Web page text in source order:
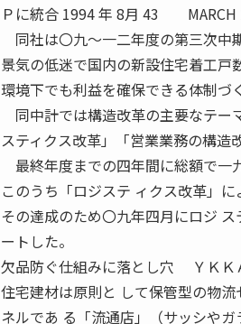
Ｐに統合 1994 年 8月 43 MARCH
同社は〇九〜一二年度の第三次中
景気の低迷で国内の新設住宅着工
環境下でも利益を確保できる体制づ
同中計では構造改革の主要なテー
スティクス改革」「営業業務の構造
最終年度までの四年間に総額で一
このうち「ロジステ ィクス改革」
その達成のため〇九年四月にロジ
ートした。
欠品防ぐ仕組みに落とし穴 ＹＫＫ
住宅建材は原則と して保管型の物
ネルであ る「流通店」（サッシや